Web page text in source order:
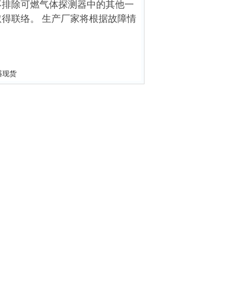
除可燃气体探测器中的其他一
联络。 生产厂家将根据故障情
现货